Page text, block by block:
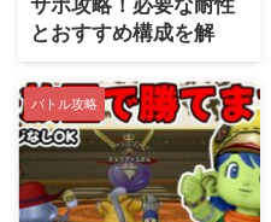
サポ攻略！必要な耐性
とおすすめ構成を解
説！
バトル攻略